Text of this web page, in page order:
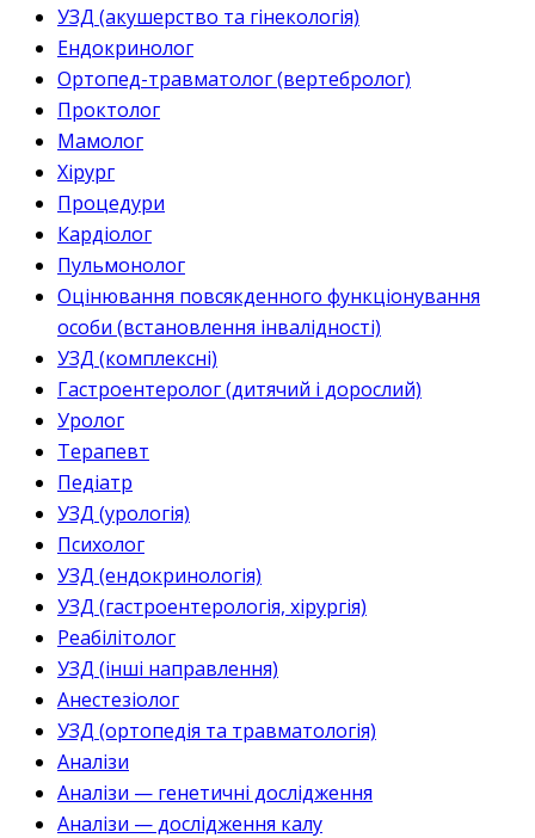
УЗД (акушерство та гінекологія)
Ендокринолог
Ортопед-травматолог (вертебролог)
Проктолог
Мамолог
Хірург
Процедури
Кардіолог
Пульмонолог
Оцінювання повсякденного функціонування
особи (встановлення інвалідності)
УЗД (комплексні)
Гастроентеролог (дитячий і дорослий)
Уролог
Терапевт
Педіатр
УЗД (урологія)
Психолог
УЗД (ендокринологія)
УЗД (гастроентерологія, хірургія)
Реабілітолог
УЗД (інші направлення)
Анестезіолог
УЗД (ортопедія та травматологія)
Аналізи
Аналізи — генетичні дослідження
Аналізи — дослідження калу